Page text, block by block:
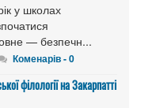
у школах
— безпечн...
Коменарів - 0
філології на Закарпатті